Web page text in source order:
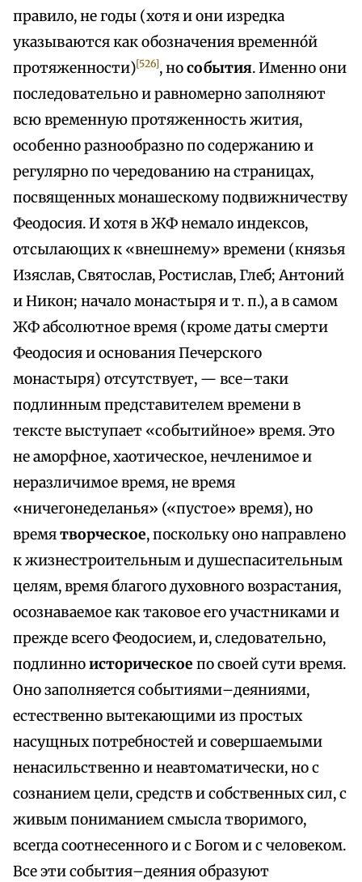
правило, не годы (хотя и они изредка
указываются как обозначения временно́й
протяженности)[526], нособытия. Именно они
последовательно и равномерно заполняют
всю временную протяженность жития,
особенно разнообразно по содержанию и
регулярно по чередованию на страницах,
посвященных монашескому подвижничеству
Феодосия. И хотя в ЖФ немало индексов,
отсылающих к «внешнему» времени (князья
Изяслав, Святослав, Ростислав, Глеб; Антоний
и Никон; начало монастыря и т. п.), а в самом
ЖФ абсолютное время (кроме даты смерти
Феодосия и основания Печерского
монастыря) отсутствует, — все–таки
подлинным представителем времени в
тексте выступает «событийное» время. Это
не аморфное, хаотическое, нечленимое и
неразличимое время, не время
«ничегонеделанья» («пустое» время), но
времятворческое, поскольку оно направлено
к жизнестроительным и душеспасительным
целям, время благого духовного возрастания,
осознаваемое как таковое его участниками и
прежде всего Феодосием, и, следовательно,
подлинноисторическое по своей сути время.
Оно заполняется событиями–деяниями,
естественно вытекающими из простых
насущных потребностей и совершаемыми
ненасильственно и неавтоматически, но с
сознанием цели, средств и собственных сил, с
живым пониманием смысла творимого,
всегда соотнесенного и с Богом и с человеком.
Все эти события–деяния образуют